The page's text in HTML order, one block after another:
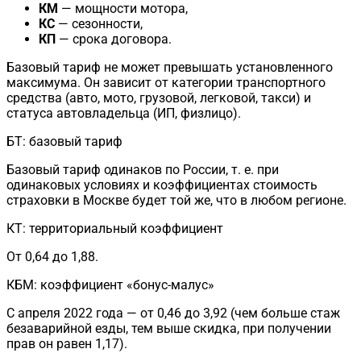
КМ — мощности мотора,
КС — сезонности,
КП — срока договора.
Базовый тариф не может превышать установленного
максимума. Он зависит от категории транспортного
средства (авто, мото, грузовой, легковой, такси) и
статуса автовладельца (ИП, физлицо).
БТ: базовый тариф
Базовый тариф одинаков по России, т. е. при
одинаковых условиях и коэффициентах стоимость
страховки в Москве будет той же, что в любом регионе.
КТ: территориальный коэффициент
От 0,64 до 1,88.
КБМ: коэффициент «бонус-малус»
С апреля 2022 года — от 0,46 до 3,92 (чем больше стаж
безаварийной езды, тем выше скидка, при получении
прав он равен 1,17).